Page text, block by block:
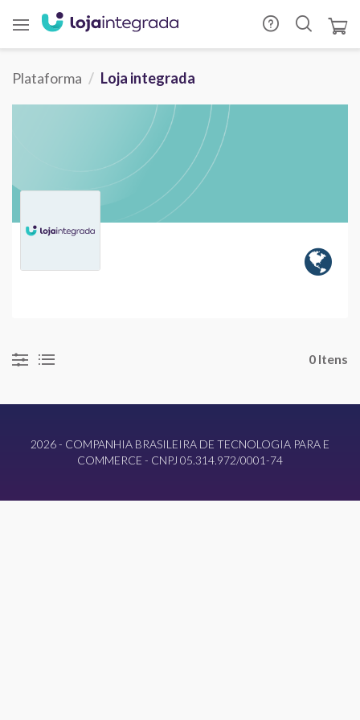
Plataforma Loja integrada
0 Itens
2026 - COMPANHIA BRASILEIRA DE TECNOLOGIA PARA E
COMMERCE - CNPJ 05.314.972/0001-74